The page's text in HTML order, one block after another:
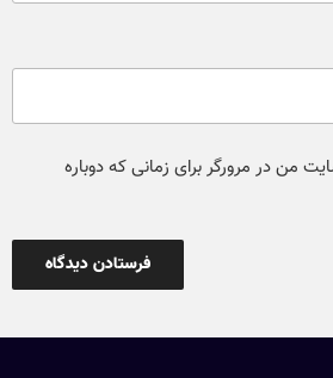
من در مرورگر برای زمانی که دوباره